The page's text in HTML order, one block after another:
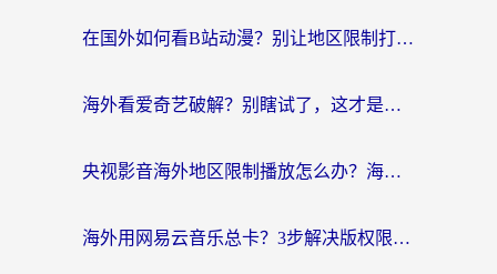
在国外如何看B站动漫？别让地区限制打断你的追番节奏
海外看爱奇艺破解？别瞎试了，这才是留学生华人追剧看球的正确打开方式
央视影音海外地区限制播放怎么办？海外党亲测有效的回国加速指南
海外用网易云音乐总卡？3步解决版权限制+卡顿，还能听喜马拉雅！